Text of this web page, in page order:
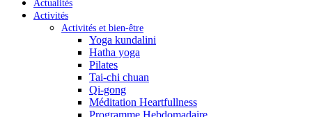
Actualités
Activités
Activités et bien-être
Yoga kundalini
Hatha yoga
Pilates
Tai-chi chuan
Qi-gong
Méditation Heartfullness
Programme Hebdomadaire